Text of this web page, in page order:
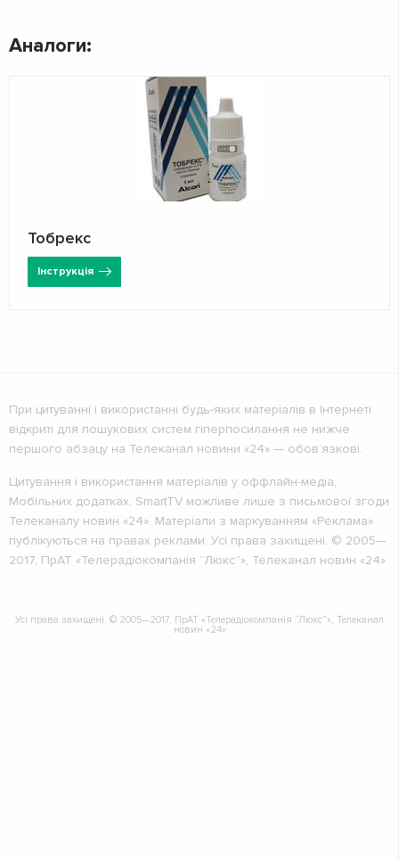
Аналоги:
Тобрекс
Інструкція
При цитуванні і використанні будь-яких матеріалів в Інтернеті
відкриті для пошукових систем гіперпосилання не нижче
першого абзацу на Телеканал новини «24» — обов’язкові.
Цитування і використання матеріалів у оффлайн-медіа,
Мобільних додатках, SmartTV можливе лише з письмової згоди
Телеканалу новин «24». Матеріали з маркуванням «Реклама»
публікуються на правах реклами. Усі права захищені. © 2005—
2017, ПрАТ «Телерадіокомпанія “Люкс”», Телеканал новин «24»
Усі права захищені. © 2005—2017, ПрАТ «Телерадіокомпанія “Люкс”», Телеканал
новин «24»